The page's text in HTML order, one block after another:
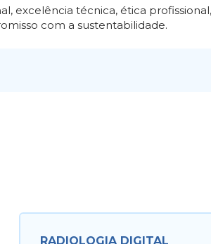
excelência técnica, ética
com a sustentabilidade.
RADIOLOGIA DIGITAL